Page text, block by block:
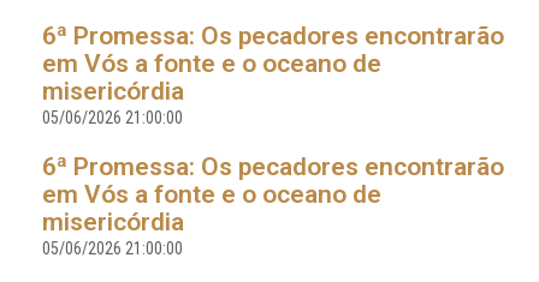
6ª Promessa: Os pecadores encontrarão
em Vós a fonte e o oceano de
misericórdia
05/06/2026 21:00:00
6ª Promessa: Os pecadores encontrarão
em Vós a fonte e o oceano de
misericórdia
05/06/2026 21:00:00